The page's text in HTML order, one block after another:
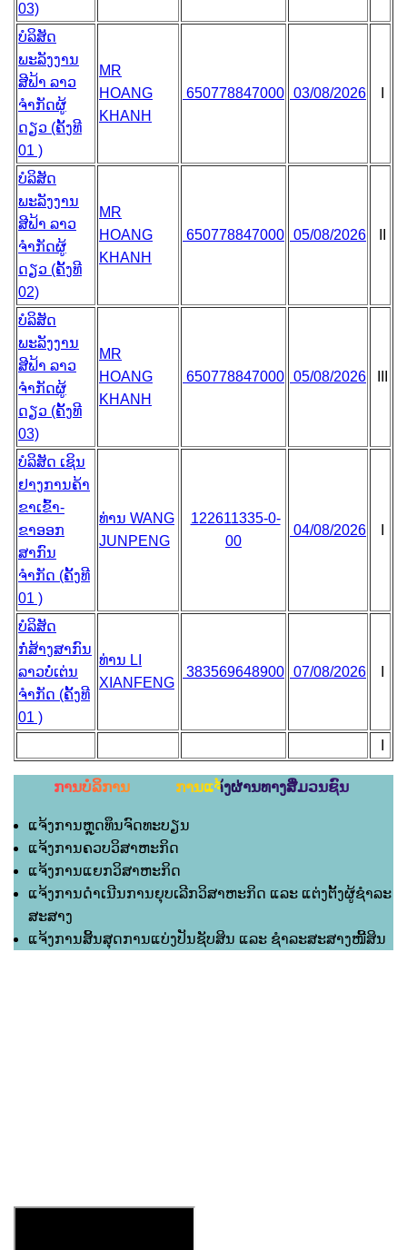
03)
ບໍລິສັດ
ພະລັງງານ
ສີຟ້າ ລາວ
ຈຳກັດຜູ້
ດຽວ (ຄັ້ງທີ
01 )
MR
HOANG
KHANH
650778847000 03/08/2026
ບໍລິສັດ
ພະລັງງານ
ສີຟ້າ ລາວ
ຈຳກັດຜູ້
ດຽວ (ຄັ້ງທີ
02)
MR
HOANG
KHANH
650778847000 05/08/2026
ບໍລິສັດ
ພະລັງງານ
ສີຟ້າ ລາວ
ຈຳກັດຜູ້
ດຽວ (ຄັ້ງທີ
03)
MR
HOANG
KHANH
650778847000 05/08/2026
ບໍລິສັດ ເຊິນ
ຢາງການຄ້າ
ຂາເຂົ້າ-
ຂາອອກ
ສາກົນ
ຈຳກັດ (ຄັ້ງທີ
01 )
ທ່ານ WANG
JUNPENG
122611335-0-
00
04/08/2026
ບໍລິສັດ
ກໍ່ສ້າງສາກົນ
ລາວບໍ່ເຕ່ນ
ຈຳກັດ (ຄັ້ງທີ
01 )
ທ່ານ LI
XIANFENG
383569648900 07/08/2026
ການບໍລິການ ການແຈ້ງຜ່ານທາງສື່ມວນຊົນ
ແຈ້ງການຫຼຸດທຶນຈົດທະບຽນ
ແຈ້ງການຄວບວິສາຫະກິດ
ແຈ້ງການແຍກວິສາຫະກິດ
ແຈ້ງການດຳເນີນການຍຸບເລີກວິສາຫະກິດ ແລະ ແຕ່ງຕັ້ງຜູ້ຊຳລະ
ສະສາງ
ແຈ້ງການສິ້ນສຸດການແບ່ງປັນຊັບສິນ ແລະ ຊຳລະສະສາງໜີ້ສິນ